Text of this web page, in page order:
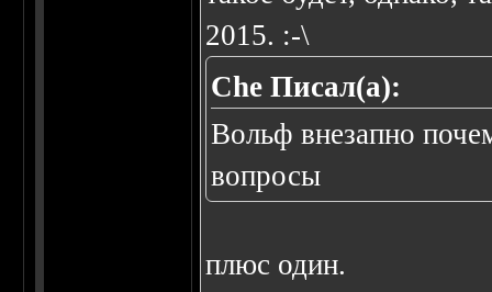
2015. :-\
Che Писал(а):
Вольф внезапно
вопросы
плюс один.